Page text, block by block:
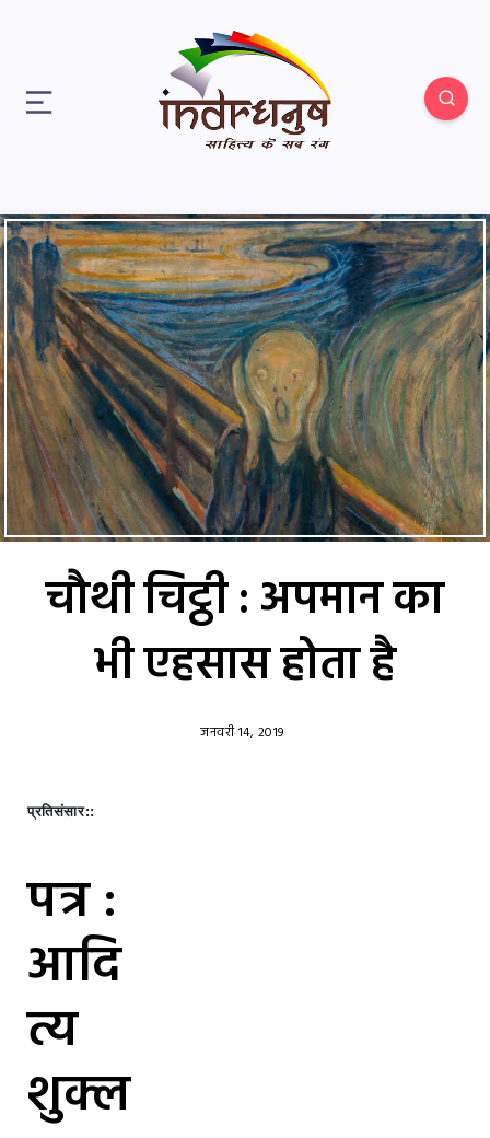
चौथी चिट्ठी : अपमान का
भी एहसास होता है
जनवरी 14, 2019
प्रतिसंसार::
पत्र :
आदि
त्य
शुक्ल